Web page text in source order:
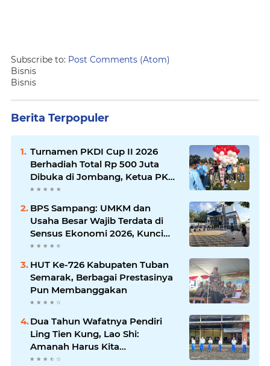
Subscribe to: Post Comments (Atom)
Bisnis
Bisnis
Berita Terpopuler
Turnamen PKDI Cup II 2026
Berhadiah Total Rp 500 Juta
Dibuka di Jombang, Ketua PKDI
Jatim Syaifullah Mahdi: Ajang
Komunikasi Antar-Kades untuk
Memajukan Desa
BPS Sampang: UMKM dan
Usaha Besar Wajib Terdata di
Sensus Ekonomi 2026, Kunci
Kebijakan Tepat Sasaran
HUT Ke-726 Kabupaten Tuban
Semarak, Berbagai Prestasinya
Pun Membanggakan
Dua Tahun Wafatnya Pendiri
Ling Tien Kung, Lao Shi:
Amanah Harus Kita
Laksanakan!